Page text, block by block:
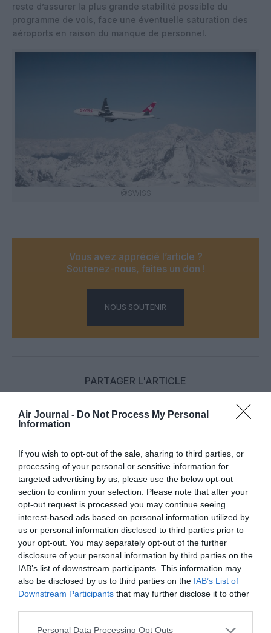
Air Journal - Do Not Process My Personal
Information
If you wish to opt-out of the sale, sharing to third parties, or
processing of your personal or sensitive information for
targeted advertising by us, please use the below opt-out
section to confirm your selection. Please note that after your
opt-out request is processed you may continue seeing
interest-based ads based on personal information utilized by
us or personal information disclosed to third parties prior to
your opt-out. You may separately opt-out of the further
disclosure of your personal information by third parties on the
IAB’s list of downstream participants. This information may
also be disclosed by us to third parties on the IAB’s List of
Downstream Participants that may further disclose it to other
Personal Data Processing Opt Outs
reste d’assurer la plus grande stabilité possible du
programme de vols, face une éventuelle saturation des
aéroports en raison du manque de personnel.
@SWISS
Vous avez apprécié l’article ?
Soutenez-nous, faites un don !
NOUS SOUTENIR
PARTAGER L'ARTICLE
COMMENTAIRE(S)
arnaudbea commenté :
7 mai 2023 - 10 h 06 min
Excellente compagnie ! Très bon produit business et
excellent en First !
RÉPONDRE